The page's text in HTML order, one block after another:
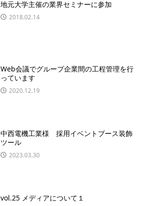
地元大学主催の業界セミナーに参加
2018.02.14
Web会議でグループ企業間の工程管理を行
っています
2020.12.19
中西電機工業様 採用イベントブース装飾
ツール
2023.03.30
vol.25 メディアについて１